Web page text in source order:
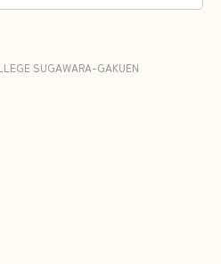
SUGAWARA-GAKUEN